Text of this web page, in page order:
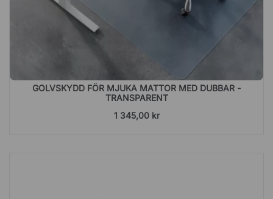
GOLVSKYDD FÖR MJUKA MATTOR MED DUBBAR -
TRANSPARENT
1 345,00 kr